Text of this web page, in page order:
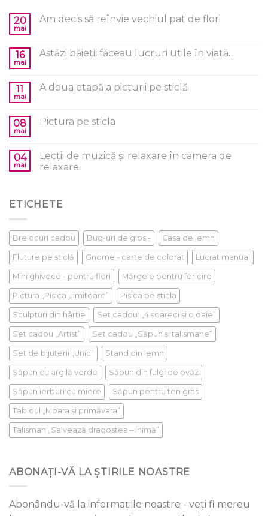
20
mai
Am decis să reînvie vechiul pat de flori
16
mai
Astăzi băieții făceau lucruri utile în viață…
11
mai
A doua etapă a picturii pe sticlă
08
mai
Pictura pe sticla
04
mai
Lecții de muzică și relaxare în camera de
relaxare.
ETICHETE
Brelocuri cadou Bug-uri de gips - Casa de lemn
Fluture pe sticlă Gnome - carte de colorat Lucrat manual
Mini ghivece - pentru flori Mărgele pentru fericire
Pictura „Pisica uimitoare” Pisica pe sticla
Sculpturi din hârtie Set cadou: „4 șoareci și o oaie”
Set cadou „Artist” Set cadou „Săpun și talismane”
Set de bijuterii „Unic” Stand din lemn
Săpun cu argilă verde Săpun din fulgi de ovăz
Săpun ierburi cu miere Săpun pentru ten gras
Tabloul „Moara și primăvara”
Talisman „Salvează dragostea – inimă”
ABONAȚI-VĂ LA ȘTIRILE NOASTRE
Abonându-vă la informațiile noastre - veți fi mereu